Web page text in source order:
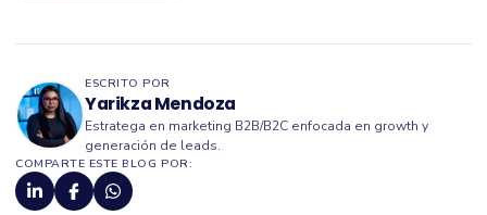
ESCRITO POR
Yarikza Mendoza
Estratega en marketing B2B/B2C enfocada en growth y
generación de leads.
COMPARTE ESTE BLOG POR: